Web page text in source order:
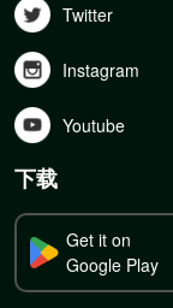
Twitter
Instagram
Youtube
下载
Get it on
Google Play